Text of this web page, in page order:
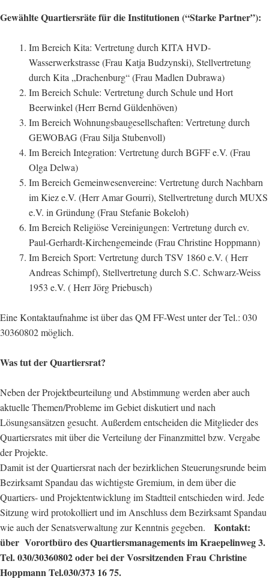
Gewählte Quartiersräte für die Institutionen (“Starke Partner”):
Im Bereich Kita: Vertretung durch KITA HVD-
Wasserwerkstrasse (Frau Katja Budzynski), Stellvertretung
durch Kita „Drachenburg“ (Frau Madlen Dubrawa)
Im Bereich Schule: Vertretung durch Schule und Hort
Beerwinkel (Herr Bernd Güldenhöven)
Im Bereich Wohnungsbaugesellschaften: Vertretung durch
GEWOBAG (Frau Silja Stubenvoll)
Im Bereich Integration: Vertretung durch BGFF e.V. (Frau
Olga Delwa)
Im Bereich Gemeinwesenvereine: Vertretung durch Nachbarn
im Kiez e.V. (Herr Amar Gourri), Stellvertretung durch MUXS
e.V. in Gründung (Frau Stefanie Bokeloh)
Im Bereich Religiöse Vereinigungen: Vertretung durch ev.
Paul-Gerhardt-Kirchengemeinde (Frau Christine Hoppmann)
Im Bereich Sport: Vertretung durch TSV 1860 e.V. ( Herr
Andreas Schimpf), Stellvertretung durch S.C. Schwarz-Weiss
1953 e.V. ( Herr Jörg Priebusch)
Eine Kontaktaufnahme ist über das QM FF-West unter der Tel.: 030
30360802 möglich.
Was tut der Quartiersrat?
Neben der Projektbeurteilung und Abstimmung werden aber auch
aktuelle Themen/Probleme im Gebiet diskutiert und nach
Lösungsansätzen gesucht. Außerdem entscheiden die Mitglieder des
Quartiersrates mit über die Verteilung der Finanzmittel bzw. Vergabe
der Projekte.
Damit ist der Quartiersrat nach der bezirklichen Steuerungsrunde beim
Bezirksamt Spandau das wichtigste Gremium, in dem über die
Quartiers- und Projektentwicklung im Stadtteil entschieden wird. Jede
Sitzung wird protokolliert und im Anschluss dem Bezirksamt Spandau
wie auch der Senatsverwaltung zur Kenntnis gegeben. Kontakt:
über Vorortbüro des Quartiersmanagements im Kraepelinweg 3.
Tel. 030/30360802 oder bei der Vosrsitzenden Frau Christine
Hoppmann Tel.030/373 16 75.